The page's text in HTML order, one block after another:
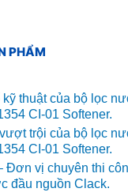
PHẨM
thuật của bộ lọc
CI-01 Softener.
trội của bộ lọc
CI-01 Softener.
Đơn vị chuyên thi
đầu nguồn Clack.